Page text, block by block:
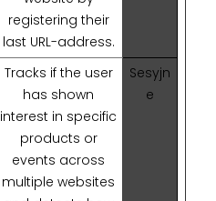
registering their
last URL-address.
Tracks if the user
has shown
interest in specific
products or
events across
multiple websites
Sesyjn
e